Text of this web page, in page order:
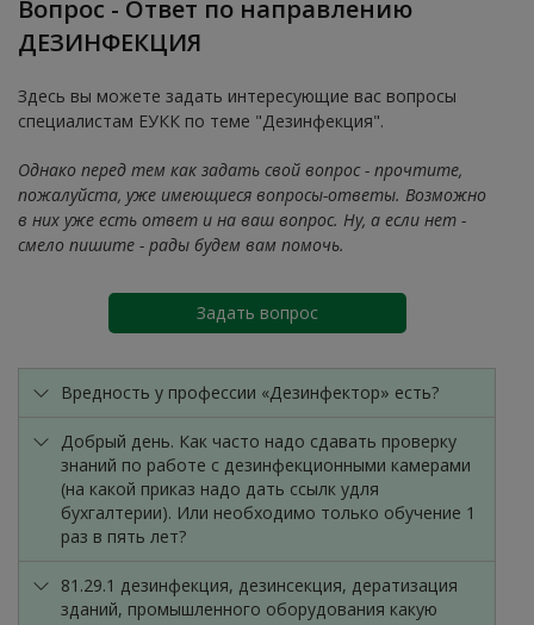
Вопрос - Ответ по направлению
ДЕЗИНФЕКЦИЯ
Здесь вы можете задать интересующие вас вопросы
специалистам ЕУКК по теме "Дезинфекция".
Однако перед тем как задать свой вопрос - прочтите,
пожалуйста, уже имеющиеся вопросы-ответы. Возможно
в них уже есть ответ и на ваш вопрос. Ну, а если нет -
смело пишите - рады будем вам помочь.
Задать вопрос
Вредность у профессии «Дезинфектор» есть?
Добрый день. Как часто надо сдавать проверку
знаний по работе с дезинфекционными камерами
(на какой приказ надо дать ссылк удля
бухгалтерии). Или необходимо только обучение 1
раз в пять лет?
81.29.1 дезинфекция, дезинсекция, дератизация
зданий, промышленного оборудования какую